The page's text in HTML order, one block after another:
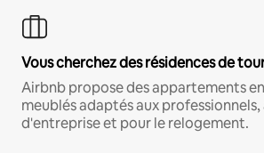
Vous cherchez des résidences de
Airbnb propose des appartements
meublés adaptés aux
d'entreprise et pour le relogement.